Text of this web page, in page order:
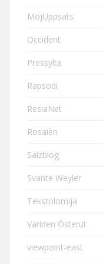
MojUppsats
Occident
Pressylta
Rapsodi
ResiaNet
Rosaièn
Salzblog
Svante Weyler
Tekstolomija
Världen Österut
viewpoint-east